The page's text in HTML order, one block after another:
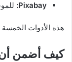
Pixabay:
هذه الأدوات
كيف أضمن